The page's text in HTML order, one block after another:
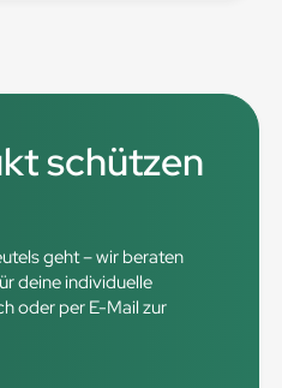
schützen
geht – wir beraten
deine individuelle
oder per E-Mail zur